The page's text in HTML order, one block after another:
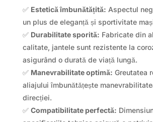
✅ Estetică îmbunătățită: Aspectul
un plus de eleganță și sportivitate
✅ Durabilitate sporită: Fabricate din
calitate, jantele sunt rezistente la
asigurând o durată de viață lungă.
✅ Manevrabilitate optimă: Greutatea
aliajului îmbunătățește
direcției.
✅ Compatibilitate perfectă: